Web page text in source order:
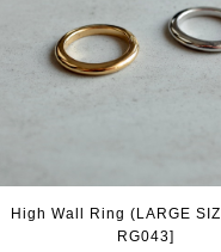
High Wall Ring (LARGE
RG043]